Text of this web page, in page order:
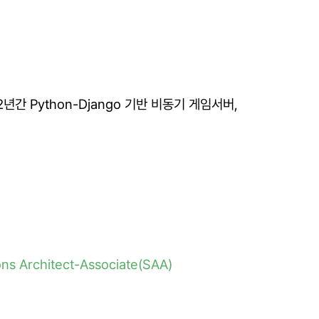
년간 Python-Django 기반 비동기 게임서버,
Architect-Associate(SAA)